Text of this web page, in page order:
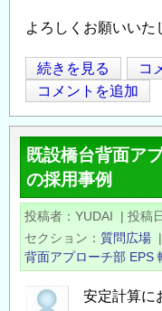
よろしくお願いいた
橋
台
の
底
面
高
に
つ
い
て
の
続きを見る
コ
コメントを追加
既設橋台背面ア
の採用事例
投稿者 YUDAI | 投稿
セクション
質問広場 |
背面アプローチ部 EPS
安定計算に